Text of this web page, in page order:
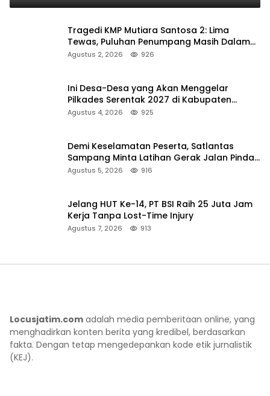
Tragedi KMP Mutiara Santosa 2: Lima
Tewas, Puluhan Penumpang Masih Dalam
Pencarian
Agustus 2, 2026 926
Ini Desa-Desa yang Akan Menggelar
Pilkades Serentak 2027 di Kabupaten
Sumenep
Agustus 4, 2026 925
Demi Keselamatan Peserta, Satlantas
Sampang Minta Latihan Gerak Jalan Pindah
ke Lokasi Aman
Agustus 5, 2026 916
Jelang HUT Ke-14, PT BSI Raih 25 Juta Jam
Kerja Tanpa Lost-Time Injury
Agustus 7, 2026 913
Locusjatim.com adalah media pemberitaan online, yang
menghadirkan konten berita yang kredibel, berdasarkan
fakta. Dengan tetap mengedepankan kode etik jurnalistik
(KEJ).